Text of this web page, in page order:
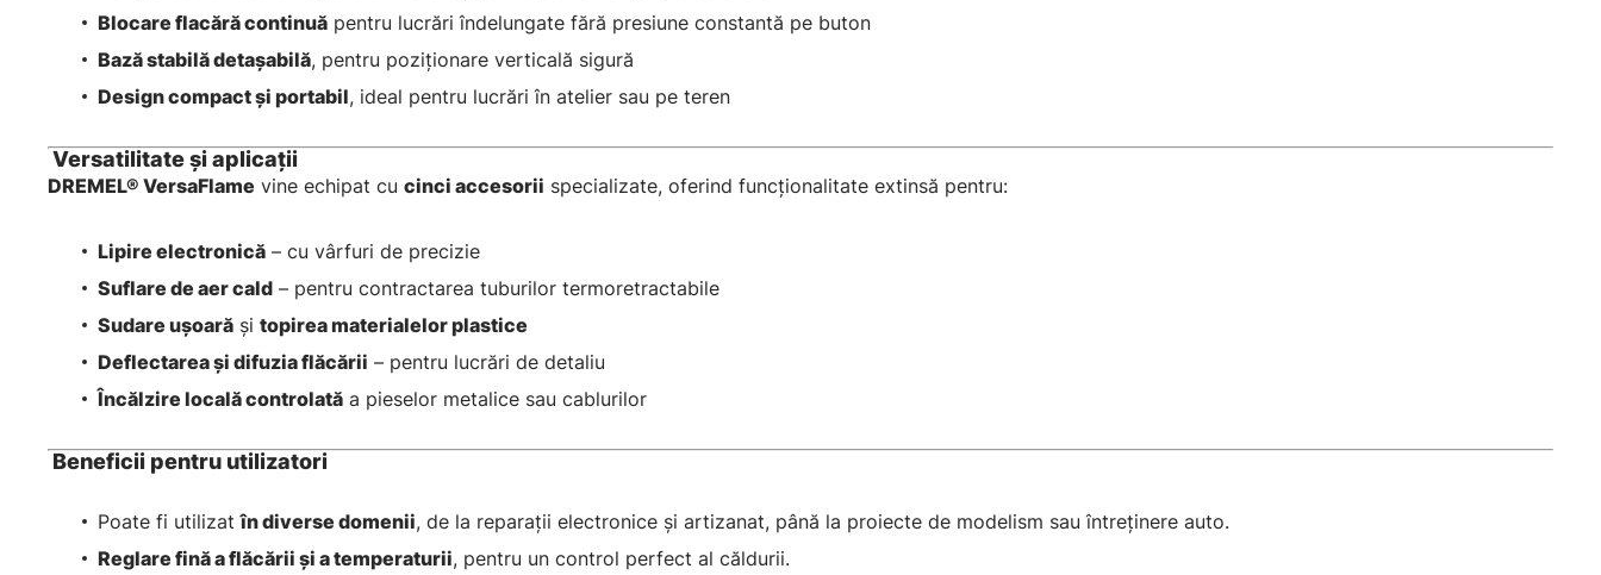
Blocare flacără continuă pentru lucrări îndelungate fără presiune constantă pe buton
Bază stabilă detașabilă, pentru poziționare verticală sigură
Design compact și portabil, ideal pentru lucrări în atelier sau pe teren
Versatilitate și aplicaţii
DREMEL® VersaFlame vine echipat cu cinci accesorii specializate, oferind funcționalitate extinsă pentru:
Lipire electronică – cu vârfuri de precizie
Suflare de aer cald – pentru contractarea tuburilor termoretractabile
Sudare ușoară și topirea materialelor plastice
Deflectarea și difuzia flăcării – pentru lucrări de detaliu
Încălzire locală controlată a pieselor metalice sau cablurilor
Beneficii pentru utilizatori
Poate fi utilizatîn diverse domenii, de la reparații electronice și artizanat, până la proiecte de modelism sau întreținere auto.
Reglare fină a flăcării și a temperaturii, pentru un control perfect al căldurii.